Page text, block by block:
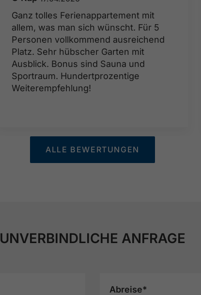
Ganz tolles Ferienappartement mit
allem, was man sich wünscht. Für 5
Personen vollkommend ausreichend
Platz. Sehr hübscher Garten mit
Ausblick. Bonus sind Sauna und
Sportraum. Hundertprozentige
Weiterempfehlung!
ALLE BEWERTUNGEN
UNVERBINDLICHE ANFRAGE
Abreise*